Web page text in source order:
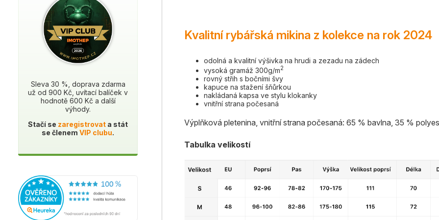
Sleva 30 %, doprava zdarma
už od 900 Kč, uvítací balíček v
hodnotě 600 Kč a další
výhody.
Stačí se zaregistrovat a stát
se členem VIP clubu.
Kvalitní rybářská mikina z kolekce na rok 2024
odolná a kvalitní výšivka na hrudi a zezadu na zádech
vysoká gramáž 300g/m2
rovný střih s bočními švy
kapuce na stažení šňůrkou
nakládaná kapsa ve stylu klokanky
vnitřní strana počesaná
Výplňková pletenina, vnitřní strana počesaná: 65 % bavlna, 35 %
Tabulka velikostí